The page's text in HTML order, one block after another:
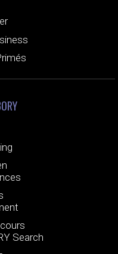
Search